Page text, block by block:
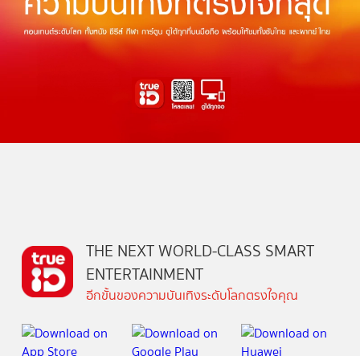
THE NEXT WORLD-CLASS SMART
ENTERTAINMENT
อีกขั้นของความบันเทิงระดับโลกตรงใจคุณ